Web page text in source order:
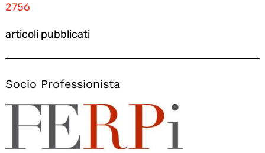
2756
articoli pubblicati
Socio Professionista